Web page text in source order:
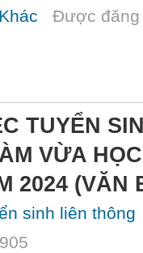
Được
TUYỂN
VỪA
2024 (VĂN
sinh liên thông